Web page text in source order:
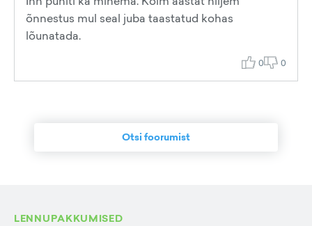
õnnestus mul seal juba taastatud kohas
lõunatada.
0 0
Otsi foorumist
LENNUPAKKUMISED